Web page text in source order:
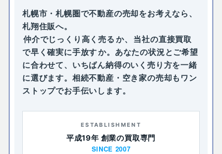
札幌市・札幌圏で不動産の売却をお考えなら、
札翔住販へ。
仲介でじっくり高く売る か、
当社の直接買取
で早く確実に手放すか。あなたの状況とご希望
に合わせて、いちばん納得のいく売り方を一緒
に選びます。相続不動産・空き家の売却もワン
ストップでお手伝いします。
ESTABLISHMENT
平成19年 創業の買取専門
SINCE 2007